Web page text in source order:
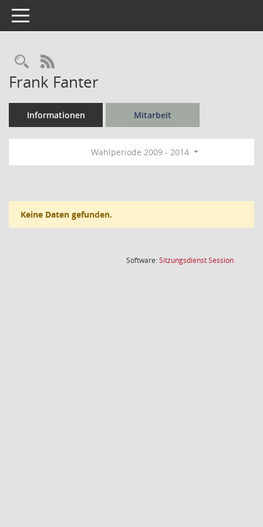
Toggle navigation
Rechercheauswahl
RSS-Feed
Frank Fanter
Informationen Mitarbeit
Wahlperiode 2009 - 2014
Keine Daten gefunden.
Software:SitzungsdienstSession(Wird in